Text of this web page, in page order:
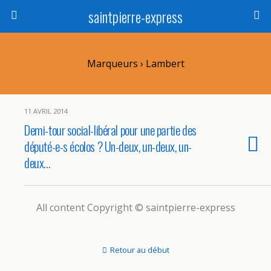
saintpierre-express
Marqueurs › Lambert
11 AVRIL 2014
Demi-tour social-libéral pour une partie des
député-e-s écolos ? Un-deux, un-deux, un-
deux…
All content Copyright © saintpierre-express
Retour au début